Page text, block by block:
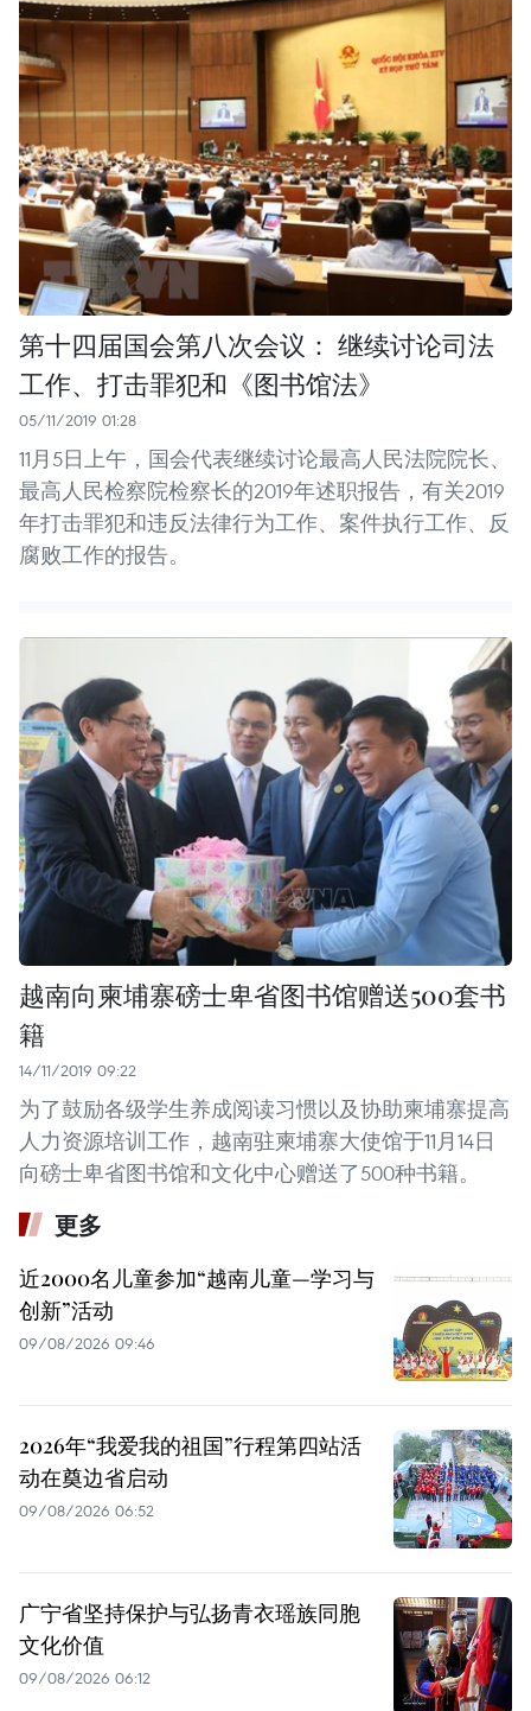
第十四届国会第八次会议： 继续讨论司法
工作、打击罪犯和《图书馆法》
05/11/2019 01:28
11月5日上午，国会代表继续讨论最高人民法院院长、
最高人民检察院检察长的2019年述职报告，有关2019
年打击罪犯和违反法律行为工作、案件执行工作、反
腐败工作的报告。
越南向柬埔寨磅士卑省图书馆赠送500套书
籍
14/11/2019 09:22
为了鼓励各级学生养成阅读习惯以及协助柬埔寨提高
人力资源培训工作，越南驻柬埔寨大使馆于11月14日
向磅士卑省图书馆和文化中心赠送了500种书籍。
更多
近2000名儿童参加“越南儿童—学习与
创新”活动
09/08/2026 09:46
2026年“我爱我的祖国”行程第四站活
动在奠边省启动
09/08/2026 06:52
广宁省坚持保护与弘扬青衣瑶族同胞
文化价值
09/08/2026 06:12